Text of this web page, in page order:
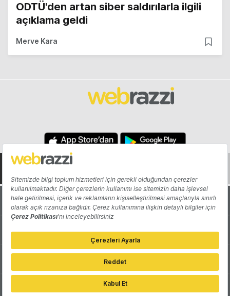
ODTÜ'den artan siber saldırılarla ilgili
açıklama geldi
Merve Kara
Hakkında Yazarlar
Katkıda Bulun Reklam